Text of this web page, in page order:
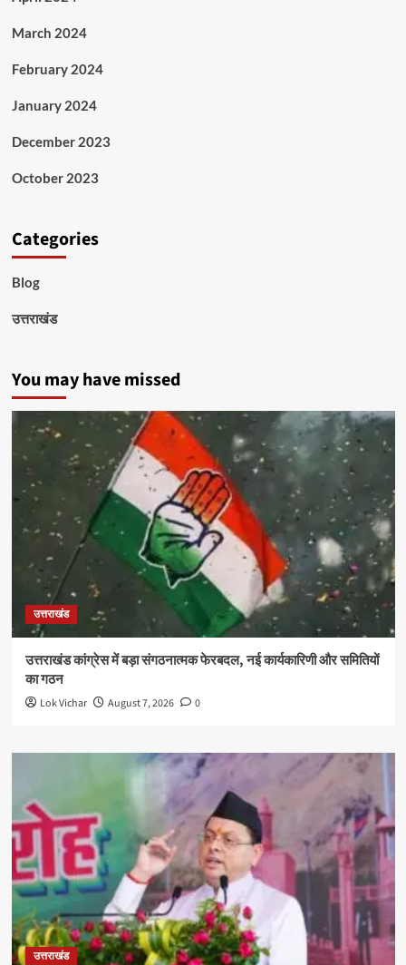
March 2024
February 2024
January 2024
December 2023
October 2023
Categories
Blog
उत्तराखंड
You may have missed
उत्तराखंड
उत्तराखंड कांग्रेस में बड़ा संगठनात्मक फेरबदल, नई कार्यकारिणी और समितियों
का गठन
Lok Vichar August 7, 2026 0
उत्तराखंड